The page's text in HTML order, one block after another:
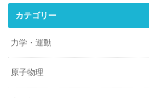
カテゴリー
力学・運動
原子物理